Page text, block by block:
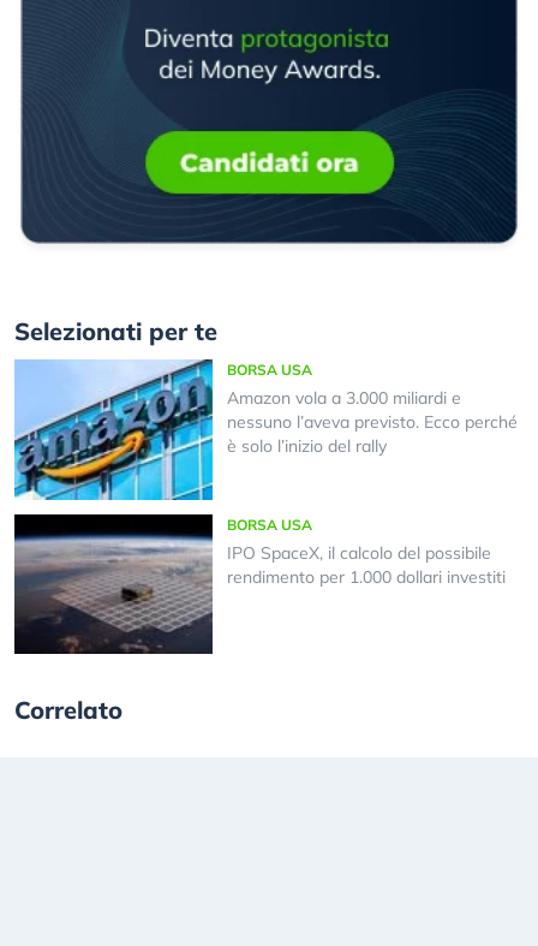
Selezionati per te
BORSA USA
Amazon vola a 3.000 miliardi e
nessuno l’aveva previsto. Ecco perché
è solo l’inizio del rally
BORSA USA
IPO SpaceX, il calcolo del possibile
rendimento per 1.000 dollari investiti
Correlato